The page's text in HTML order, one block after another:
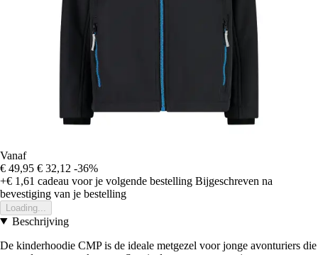
Vanaf
€ 49,95 € 32,12 -36%
+€ 1,61 cadeau voor je volgende bestelling Bijgeschreven na
bevestiging van je bestelling
Loading...
Beschrijving
De kinderhoodie CMP is de ideale metgezel voor jonge avonturiers die